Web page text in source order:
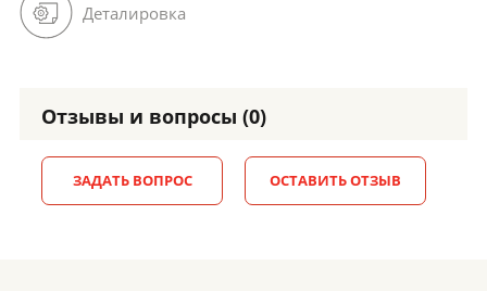
Деталировка
Отзывы и вопросы (0)
ЗАДАТЬ ВОПРОС ОСТАВИТЬ ОТЗЫВ